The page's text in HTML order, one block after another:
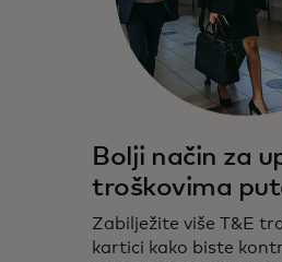
Bolji način za
troškovima
Zabilježite više T&E
kartici kako biste